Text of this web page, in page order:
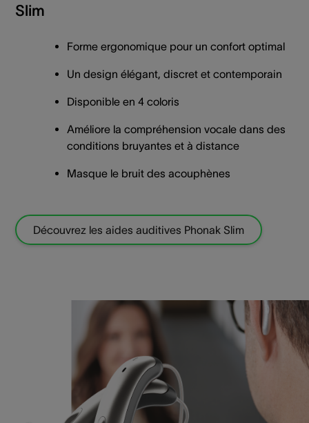
Slim
Forme ergonomique pour un confort optimal
Un design élégant, discret et contemporain
Disponible en 4 coloris
Améliore la compréhension vocale dans des
conditions bruyantes et à distance
Masque le bruit des acouphènes
Découvrez les aides auditives Phonak Slim